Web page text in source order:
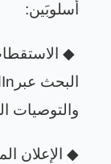
أسلوبَين:
◆
البحث عبر
والتوصيات
◆